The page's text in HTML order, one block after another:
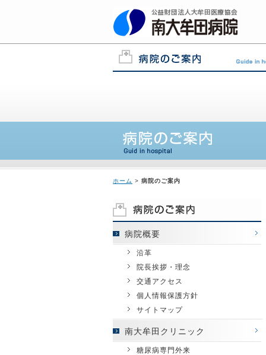
ホーム > 病院のご案内
病院概要
沿革
院長挨拶・理念
交通アクセス
個人情報保護方針
サイトマップ
南大牟田クリニック
糖尿病専門外来